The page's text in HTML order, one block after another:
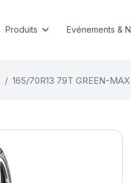
Produits Evénements &
165/70R13 79T GREEN-